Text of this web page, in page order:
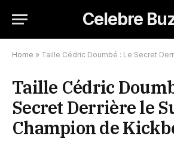
Celebre
Home » Taille Cédric Doumbé : Le Secret Derrière le Succès
Taille Cédric
Secret Derrière le
Champion de